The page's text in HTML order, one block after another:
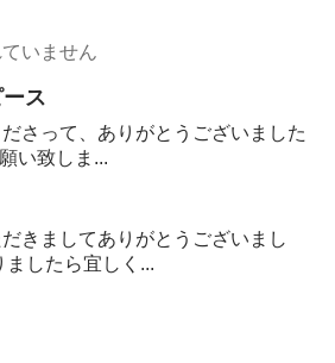
いません
ス
さって、ありがとうございました
い致しま...
きましてありがとうございまし
したら宜しく...